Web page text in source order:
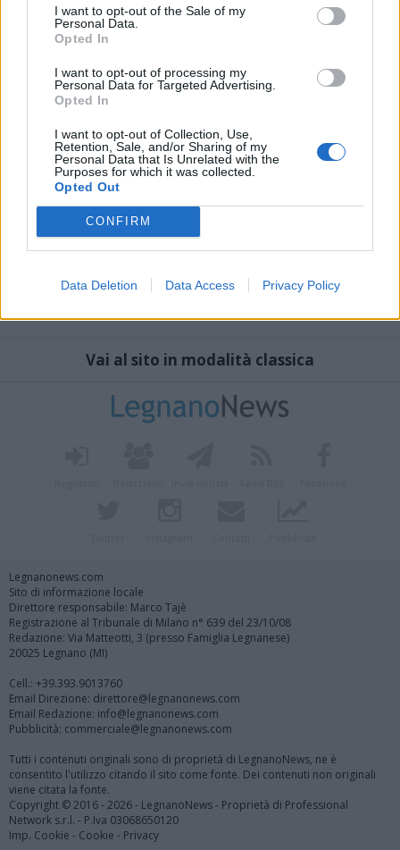
I want to opt-out of the Sale of my
Personal Data.
Opted In
I want to opt-out of processing my
Personal Data for Targeted Advertising.
Opted In
I want to opt-out of Collection, Use,
Retention, Sale, and/or Sharing of my
Personal Data that Is Unrelated with the
Purposes for which it was collected.
Opted Out
CONFIRM
Data Deletion Data Access Privacy Policy
che includano uno o più link a siti esterni verranno rimossi in automatico dal
Vai al sito in modalità classica
Legnanonews.com
Sito di informazione locale
Direttore responsabile: Marco Tajè
Registrazione al Tribunale di Milano n° 639 del 23/10/08
Redazione: Via Matteotti, 3 (presso Famiglia Legnanese)
20025 Legnano (MI)
Cell.: +39.393.9013760
Email Direzione: direttore@legnanonews.com
Email Redazione: info@legnanonews.com
Pubblicità: commerciale@legnanonews.com
Tutti i contenuti originali sono di proprietà di LegnanoNews, ne è
consentito l'utilizzo citando il sito come fonte. Dei contenuti non originali
viene citata la fonte.
Copyright © 2016 - 2026 - LegnanoNews - Proprietà di Professional
Network s.r.l. - P.Iva 03068650120
Imp. Cookie - Cookie - Privacy